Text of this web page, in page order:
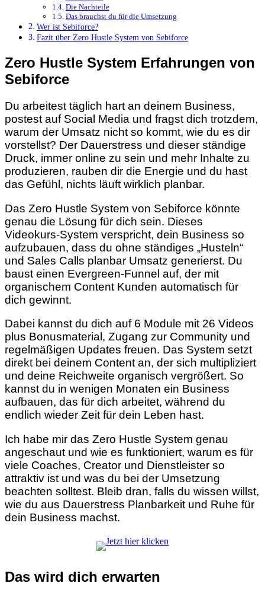
Die Nachteile
Das brauchst du für die Umsetzung
Wer ist Sebiforce?
Fazit über Zero Hustle System von Sebiforce
Zero Hustle System Erfahrungen von
Sebiforce
Du arbeitest täglich hart an deinem Business,
postest auf Social Media und fragst dich trotzdem,
warum der Umsatz nicht so kommt, wie du es dir
vorstellst? Der Dauerstress und dieser ständige
Druck, immer online zu sein und mehr Inhalte zu
produzieren, rauben dir die Energie und du hast
das Gefühl, nichts läuft wirklich planbar.
Das Zero Hustle System von Sebiforce könnte
genau die Lösung für dich sein. Dieses
Videokurs-System verspricht, dein Business so
aufzubauen, dass du ohne ständiges „Husteln“
und Sales Calls planbar Umsatz generierst. Du
baust einen Evergreen-Funnel auf, der mit
organischem Content Kunden automatisch für
dich gewinnt.
Dabei kannst du dich auf 6 Module mit 26 Videos
plus Bonusmaterial, Zugang zur Community und
regelmäßigen Updates freuen. Das System setzt
direkt bei deinem Content an, der sich multipliziert
und deine Reichweite organisch vergrößert. So
kannst du in wenigen Monaten ein Business
aufbauen, das für dich arbeitet, während du
endlich wieder Zeit für dein Leben hast.
Ich habe mir das Zero Hustle System genau
angeschaut und wie es funktioniert, warum es für
viele Coaches, Creator und Dienstleister so
attraktiv ist und was du bei der Umsetzung
beachten solltest. Bleib dran, falls du wissen willst,
wie du aus Dauerstress Planbarkeit und Ruhe für
dein Business machst.
Das wird dich erwarten